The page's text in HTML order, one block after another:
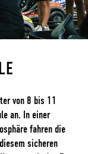
von 8 bis 11
an. In einer
fahren die
sicheren